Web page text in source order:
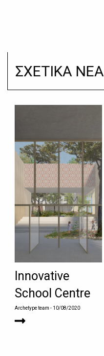
ΣΧΕΤΙΚΑ ΝΕΑ
Innovative
School Centre
Archetype team - 10/08/2020